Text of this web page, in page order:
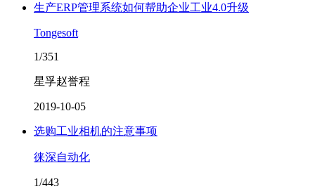
生产ERP管理系统如何帮助企业工业4.0升级
Tongesoft
1/351
星孚赵誉程
2019-10-05
选购工业相机的注意事项
徕深自动化
1/443